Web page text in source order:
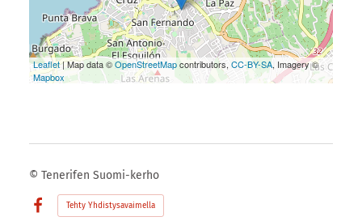
Leaflet| Map data ©OpenStreetMapcontributors,CC-BY-SA, Imagery ©
Mapbox
© Tenerifen Suomi-kerho
Facebook
Tehty Yhdistysavaimella